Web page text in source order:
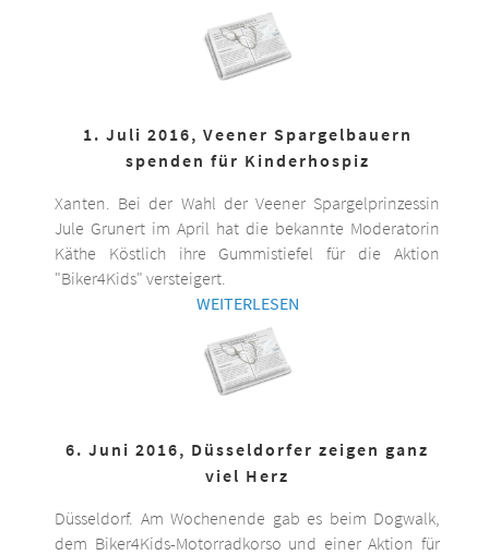
1. Juli 2016, Veener Spargelbauern
spenden für Kinderhospiz
Xanten. Bei der Wahl der Veener Spargelprinzessin
Jule Grunert im April hat die bekannte Moderatorin
Käthe Köstlich ihre Gummistiefel für die Aktion
"Biker4Kids" versteigert.
WEITERLESEN
6. Juni 2016, Düsseldorfer zeigen ganz
viel Herz
Düsseldorf. Am Wochenende gab es beim Dogwalk,
dem Biker4Kids-Motorradkorso und einer Aktion für